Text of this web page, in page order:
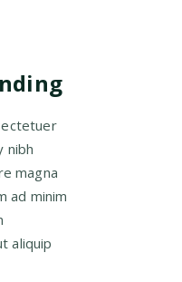
nibh
magna
ad minim
aliquip